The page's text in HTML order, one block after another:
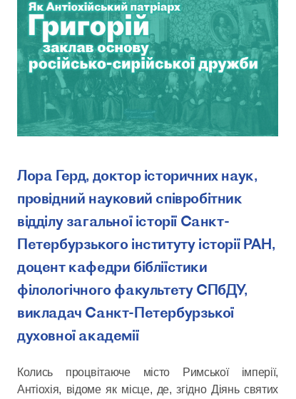
Лора Герд, доктор історичних наук,
провідний науковий співробітник
відділу загальної історії Санкт-
Петербурзького інституту історії РАН,
доцент кафедри бібліїстики
філологічного факультету СПбДУ,
викладач Санкт-Петербурзької
духовної академії
Колись процвітаюче місто Римської імперії,
Антіохія, відоме як місце, де, згідно Діянь святих